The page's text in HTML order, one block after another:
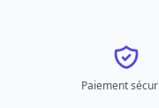
Paiement